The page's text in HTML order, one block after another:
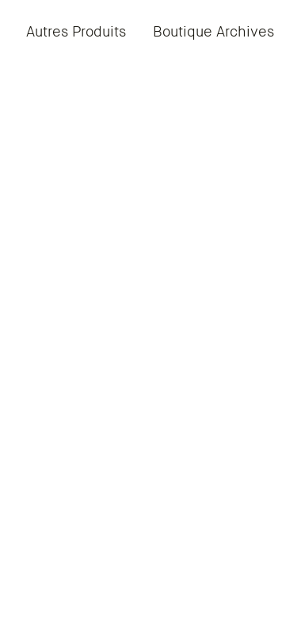
Autres Produits Boutique Archives